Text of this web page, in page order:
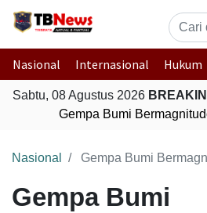
Nasional Internasional Hukum
Sabtu, 08 Agustus 2026
Gempa Bumi
Nasional Gempa Bumi Bermagnitudo 4.4
Gempa Bumi